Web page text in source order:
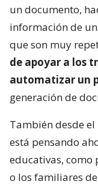
un documento,
información de
que son muy
de apoyar a los
automatizar un
generación de
También desde
está pensando
educativas, como
o los familiares